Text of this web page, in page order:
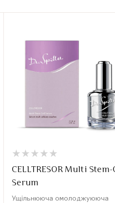
★
★ ★
★ ★
★ ★
★ ★
★
CELLTRESOR Multi Stem-
Serum
Ущільнююча омолоджуююча